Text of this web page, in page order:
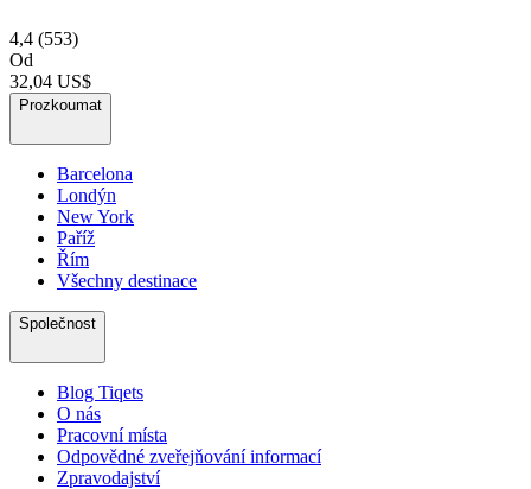
4,4 (553)
Od
32,04 US$
Prozkoumat
Barcelona
Londýn
New York
Paříž
Řím
Všechny destinace
Společnost
Blog Tiqets
O nás
Pracovní místa
Odpovědné zveřejňování informací
Zpravodajství